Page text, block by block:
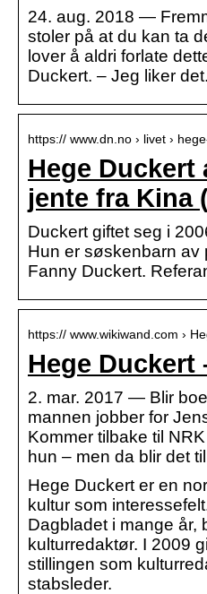
24. aug. 2018 —
stoler på at du kan ta
lover å aldri forlate
Duckert. – Jeg liker det.
https:// www.dn.no › livet ›
Hege Duckert
jente fra Kina
Duckert giftet seg i
Hun er søskenbarn av
Fanny Duckert.
https:// www.wikiwand.com ›
Hege Duckert
2. mar. 2017 — Blir
mannen jobber for
Kommer tilbake til
hun – men da blir det
Hege Duckert er en
kultur som
Dagbladet i mange år,
kulturredaktør. I 2009
stillingen som
stabsleder.